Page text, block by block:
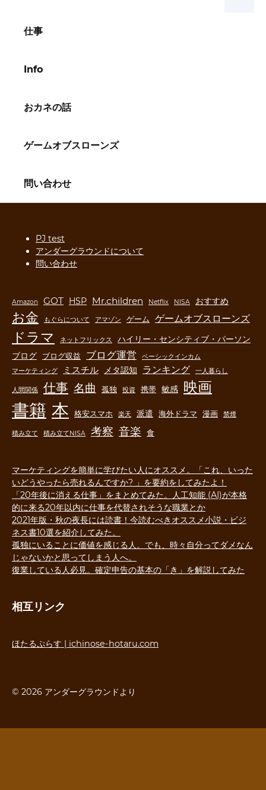
仕事
Info
おカネの話
ゲームオブスローンズ
問い合わせ
PJ test
アンダーグラウンドについて
問い合わせ
Amazon GOT HSP Mr.children Netflix NISA おすすめ
お金 もぐらについて アマゾン ゲーム ゲームオブスローンズ
ドラマ ネットフリックス
ハイリー・センシティブ・パーソン
ブログ
ブログ収益 ブログ運営
ベーシックインカム
マーケティング
ミスチル メタ認知 ランキング 一人暮らし
人間関係 仕事 名曲 孤独 投資 携帯 敏感 映画
書籍 本 格安スマホ 楽天 派遣 海外ドラマ 漫画 禁煙
積み立て 積み立てNISA 考察 音楽 食
マーケティングを簡単に学びたい人にオススメ。「これ、いった
いどうやったら売れるんですか? 」を要約をしてみたよ！
「20年後に消える仕事」をまとめてみた。人工知能 (AI)が本格
的に来る20年以内に仕事を代替されそうな職業とか
2021年版・秋の夜長には読書！今読むべきオススメ小説・ビジ
ネス書10選を紹介してみた。
孤独にいることに価値を感じる人。でも、時々自分ってダメなん
じゃないかと思ってしまう人へ。
復業している人必見。確定申告の基本の「き」を解説してみた
相互リンク
ほたるぷらす | ichinose-hotaru.com
© 2026 アンダーグラウンドより